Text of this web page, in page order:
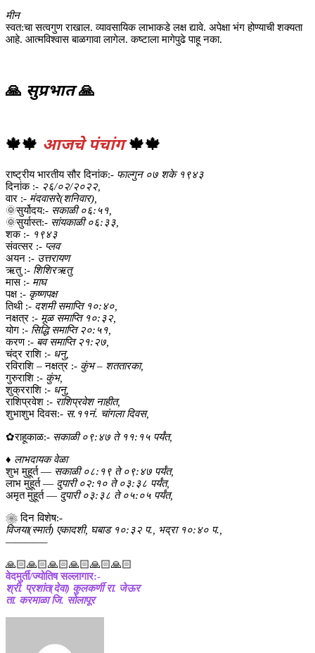
मीन
स्वत:चा सत्वगुण राखाल. व्यावसायिक लाभाकडे लक्ष द्यावे. अपेक्षा भंग होण्याची शक्यता
आहे. आत्मविश्वास बाळगावा लागेल. कष्टाला मागेपुढे पाहू नका.
🙏 सुप्रभात🙏
🍁🍁 आजचे पंचांग 🍁🍁
राष्ट्रीय भारतीय सौर दिनांक:- फाल्गुन ०७ शके १९४३
दिनांक :- २६/०२/२०२२,
वार :- मंदवासरे(शनिवार),
🌞सुर्योदय:- सकाळी ०६:५१,
🌞सुर्यास्त:- सांयकाळी ०६:३३,
शक :- १९४३
संवत्सर :- प्लव
अयन :- उत्तरायण
ऋतु :- शिशिरऋतु
मास :- माघ
पक्ष :- कृष्णपक्ष
तिथी :- दशमी समाप्ति १०:४०,
नक्षत्र :- मूळ समाप्ति १०:३२,
योग :- सिद्धि समाप्ति २०:५१,
करण :- बव समाप्ति २१:२७,
चंद्र राशि :- धनु,
रविराशि – नक्षत्र :- कुंभ – शततारका,
गुरुराशि :- कुंभ,
शुक्रराशि :- धनु,
राशिप्रवेश :- राशिप्रवेश नाहीत,
शुभाशुभ दिवस:- स.११नं. चांगला दिवस,
✿राहूकाळ:- सकाळी ०९:४७ ते ११:१५ पर्यंत,
♦ लाभदायक वेळा
शुभ मुहूर्त — सकाळी ०८:१९ ते ०९:४७ पर्यंत,
लाभ मुहूर्त — दुपारी ०२:१० ते ०३:३८ पर्यंत,
अमृत मुहूर्त — दुपारी ०३:३८ ते ०५:०५ पर्यंत,
❀ दिन विशेष:-
विजया(स्मार्त) एकादशी, घबाड १०:३२ प., भद्रा १०:४० प.,
————–
🙏🏻🙏🏻🙏🏻🙏🏻🙏🏻🙏🏻
वेदमुर्ती/ज्योतिष सल्लागार:-
श्री. प्रशांत(देवा) कुलकर्णी रा. जेऊर
ता. करमाळा जि. सोलापूर